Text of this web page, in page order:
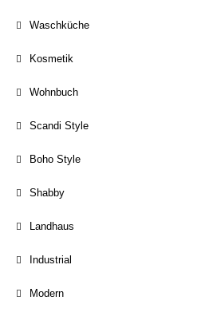
Waschküche
Kosmetik
Wohnbuch
Scandi Style
Boho Style
Shabby
Landhaus
Industrial
Modern